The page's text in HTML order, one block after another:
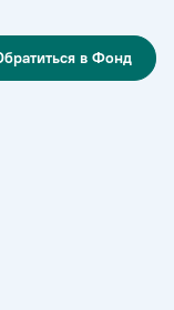
в Фонд